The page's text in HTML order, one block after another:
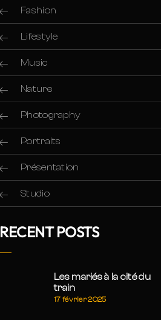
Fashion
Lifestyle
Music
Nature
Photography
Portraits
Présentation
Studio
RECENT POSTS
Les mariés à la cité du
train
17 février 2025